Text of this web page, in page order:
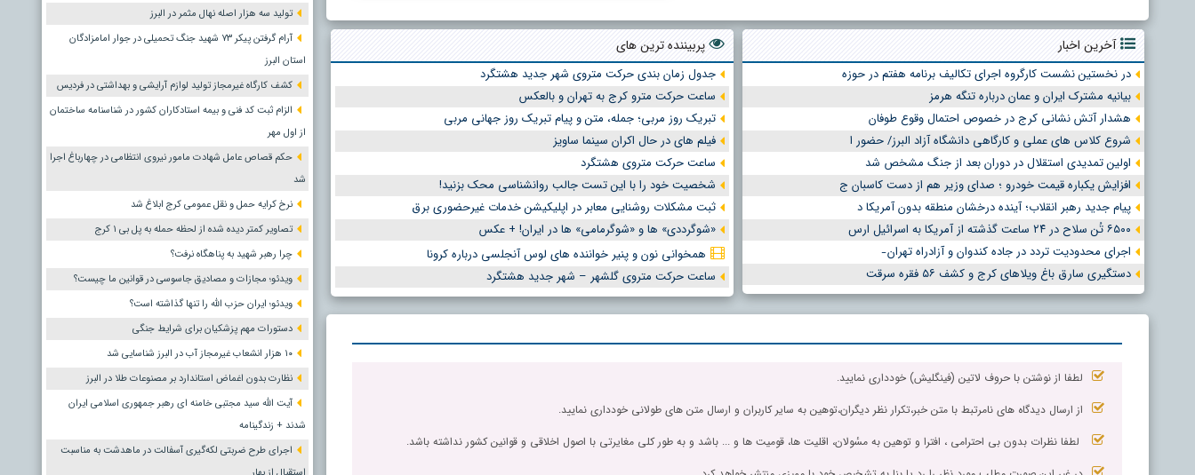
آخرین اخبار
در نخستین نشست کارگروه اجرای تکالیف برنامه هفتم در حوزه
بیانیه مشترک ایران و عمان درباره تنگه هرمز
هشدار آتش نشانی کرج در خصوص احتمال وقوع طوفان
شروع کلاس های عملی و کارگاهی دانشگاه آزاد البرز/ حضور ا
اولین تمدیدی استقلال در دوران بعد از جنگ مشخص شد
افزایش یکباره قیمت خودرو ؛ صدای وزیر هم از دست کاسبان ج
پیام جدید رهبر انقلاب؛ آینده درخشان منطقه بدون آمریکا د
۶۵۰۰ تُن سلاح در ۲۴ ساعت گذشته از آمریکا به اسرائیل ارس
اجرای محدودیت تردد در جاده کندوان و آزادراه تهران ̵
دستگیری سارق باغ ویلاهای کرج و کشف ۵۶ فقره سرقت
پربیننده ترین های
جدول زمان بندی حرکت متروی شهر جدید هشتگرد
ساعت حرکت مترو کرج به تهران و بالعکس
تبریک روز مربی؛ جمله، متن و پیام تبریک روز جهانی مربی
فیلم های در حال اکران سینما ساویز
ساعت حرکت متروی هشتگرد
شخصیت خود را با این تست جالب روانشناسی محک بزنید!
ثبت مشکلات روشنایی معابر در اپلیکیشن خدمات غیرحضوری برق
«شوگرددی» ها و «شوگرمامی» ها در ایران! + عکس
همخوانی نون و پنیر خواننده های لوس آنجلسی درباره کرونا
ساعت حرکت متروی گلشهر – شهر جدید هشتگرد
لطفا از نوشتن با حروف لاتین (فینگلیش) خودداری نمایید.
از ارسال دیدگاه های نامرتبط با متن خبر،تکرار نظر دیگران،توهین به سایر کاربران و ارسال متن های طولانی خودداری نمایید.
لطفا نظرات بدون بی احترامی ، افترا و توهین به مسٔولان، اقلیت ها، قومیت ها و ... باشد و به طور کلی مغایرتی با اصول اخلاقی و قوانین کشور نداشته باشد.
تولید سه هزار اصله نهال مثمر در البرز
آرام گرفتن پیکر ۷۳ شهید جنگ تحمیلی در جوار امامزادگان
استان البرز
کشف کارگاه غیرمجاز تولید لوازم آرایشی و بهداشتی در فردیس
الزام ثبت کد فنی و بیمه استادکاران کشور در شناسنامه ساختمان
از اول مهر
حکم قصاص عامل شهادت مامور نیروی انتظامی در چهارباغ اجرا
شد
نرخ کرایه حمل و نقل عمومی کرج ابلاغ شد
تصاویر کمتر دیده شده از لحظه حمله به پل بی ۱ کرج
چرا رهبر شهید به پناهگاه نرفت؟
ویدئو؛ مجازات و مصادیق جاسوسی در قوانین ما چیست؟
ویدئو؛ ایران حزب الله را تنها گذاشته است؟
دستورات مهم پزشکیان برای شرایط جنگی
۱۰ هزار انشعاب غیرمجاز آب در البرز شناسایی شد
نظارت بدون اغماض استاندارد بر مصنوعات طلا در البرز
آیت الله سید مجتبی خامنه ای رهبر جمهوری اسلامی ایران
شدند + زندگینامه
اجرای طرح ضربتی لکه‌گیری آسفالت در ماهدشت به مناسبت